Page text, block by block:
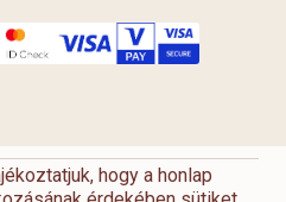
hogy a honlap